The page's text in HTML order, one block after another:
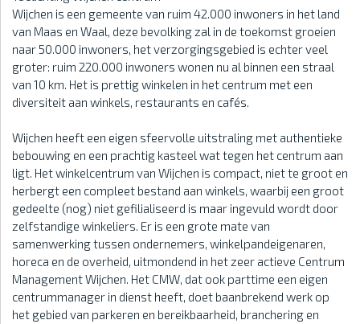
Wijchen is een gemeente van ruim 42.000 inwoners in het land
van Maas en Waal, deze bevolking zal in de toekomst groeien
naar 50.000 inwoners, het verzorgingsgebied is echter veel
groter: ruim 220.000 inwoners wonen nu al binnen een straal
van 10 km. Het is prettig winkelen in het centrum met een
diversiteit aan winkels, restaurants en cafés.
Wijchen heeft een eigen sfeervolle uitstraling met authentieke
bebouwing en een prachtig kasteel wat tegen het centrum aan
ligt. Het winkelcentrum van Wijchen is compact, niet te groot en
herbergt een compleet bestand aan winkels, waarbij een groot
gedeelte (nog) niet gefilialiseerd is maar ingevuld wordt door
zelfstandige winkeliers. Er is een grote mate van
samenwerking tussen ondernemers, winkelpandeigenaren,
horeca en de overheid, uitmondend in het zeer actieve Centrum
Management Wijchen. Het CMW, dat ook parttime een eigen
centrummanager in dienst heeft, doet baanbrekend werk op
het gebied van parkeren en bereikbaarheid, branchering en